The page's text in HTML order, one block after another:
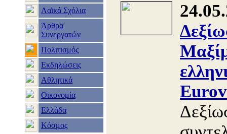
Λαϊκά Σχόλια
Άρθρα
Συνεργατών
Πολιτισμός
Εκδηλώσεις
Αθλητικά
Οικονομία
Ελλάδα
Κόσμος